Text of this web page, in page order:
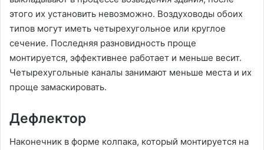
этого их установить невозможно. Воздуховоды обоих
типов могут иметь четырехугольное или круглое
сечение. Последняя разновидность проще
монтируется, эффективнее работает и меньше весит.
Четырехугольные каналы занимают меньше места и их
проще замаскировать.
Дефлектор
Наконечник в форме колпака, который монтируется на